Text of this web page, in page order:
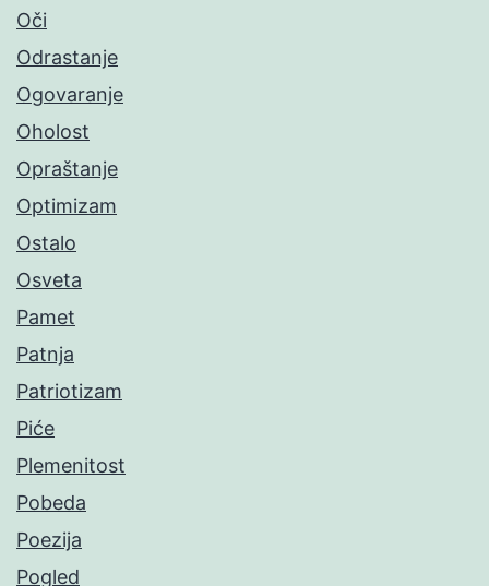
Oči
Odrastanje
Ogovaranje
Oholost
Opraštanje
Optimizam
Ostalo
Osveta
Pamet
Patnja
Patriotizam
Piće
Plemenitost
Pobeda
Poezija
Pogled